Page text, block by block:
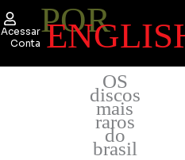
Acessar
Conta
POR
OS
discos
mais
raros
do
brasil